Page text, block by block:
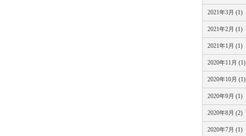
2021年3月 (1)
2021年2月 (1)
2021年1月 (1)
2020年11月 (1)
2020年10月 (1)
2020年9月 (1)
2020年8月 (2)
2020年7月 (1)